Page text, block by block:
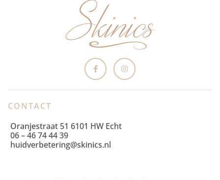
CONTACT
Oranjestraat 51 6101 HW Echt
06 – 46 74 44 39
huidverbetering@skinics.nl